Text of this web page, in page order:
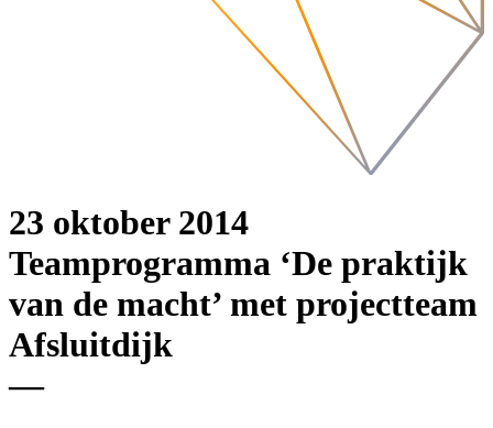
23 oktober 2014
Teamprogramma ‘De praktijk
van de macht’ met projectteam
Afsluitdijk
—